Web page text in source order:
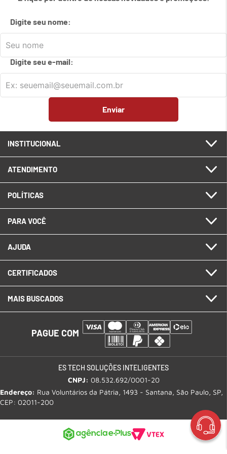
8º emmeetup logitech
9 emcaixa
10ºemteclado fio
Digite seu nome:
Digite seu e-mail:
Enviar
INSTITUCIONAL
ATENDIMENTO
POLÍTICAS
PARA VOCÊ
AJUDA
CERTIFICADOS
MAIS BUSCADOS
PAGUE COM
ES TECH SOLUÇÕES INTELIGENTES
CNPJ: 08.532.692/0001-20
Endereço: Rua Voluntários da Pátria, 1493 - Santana, São Paulo, SP,
CEP: 02011-200